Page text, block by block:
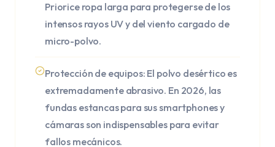
Priorice ropa larga para protegerse de los
intensos rayos UV y del viento cargado de
micro-polvo.
Protección de equipos: El polvo desértico es
extremadamente abrasivo. En 2026, las
fundas estancas para sus smartphones y
cámaras son indispensables para evitar
fallos mecánicos.